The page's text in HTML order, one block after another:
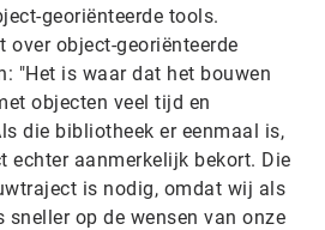
georiënteerde tools.
over object-georiënteerde
"Het is waar dat het bouwen
objecten veel tijd en
die bibliotheek er eenmaal is,
echter aanmerkelijk bekort. Die
is nodig, omdat wij als
sneller op de wensen van onze